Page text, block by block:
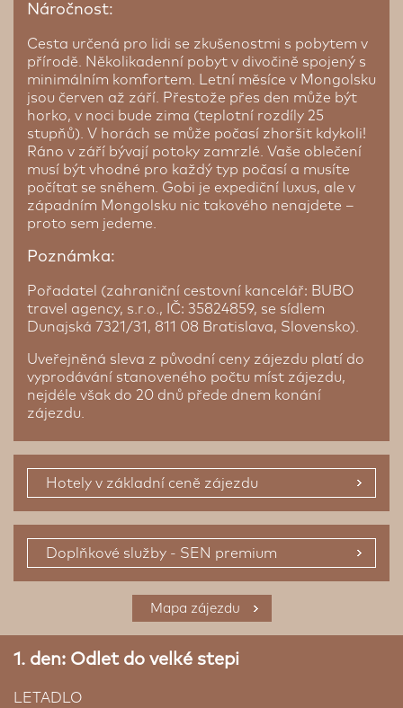
Náročnost:
Cesta určená pro lidi se zkušenostmi s pobytem v
přírodě. Několikadenní pobyt v divočině spojený s
minimálním komfortem. Letní měsíce v Mongolsku
jsou červen až září. Přestože přes den může být
horko, v noci bude zima (teplotní rozdíly 25
stupňů). V horách se může počasí zhoršit kdykoli!
Ráno v září bývají potoky zamrzlé. Vaše oblečení
musí být vhodné pro každý typ počasí a musíte
počítat se sněhem. Gobi je expediční luxus, ale v
západním Mongolsku nic takového nenajdete –
proto sem jedeme.
Poznámka:
Pořadatel (zahraniční cestovní kancelář: BUBO
travel agency, s.r.o., IČ: 35824859, se sídlem
Dunajská 7321/31, 811 08 Bratislava, Slovensko).
Uveřejněná sleva z původní ceny zájezdu platí do
vyprodávání stanoveného počtu míst zájezdu,
nejdéle však do 20 dnů přede dnem konání
zájezdu.
Hotely v základní ceně zájezdu
Doplňkové služby - SEN premium
1/1 Pokoj
Mapa zájezdu
1. den: Odlet do velké stepi
LETADLO